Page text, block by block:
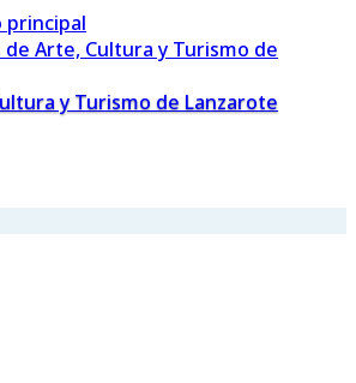
principal
y Turismo de Lanzarote